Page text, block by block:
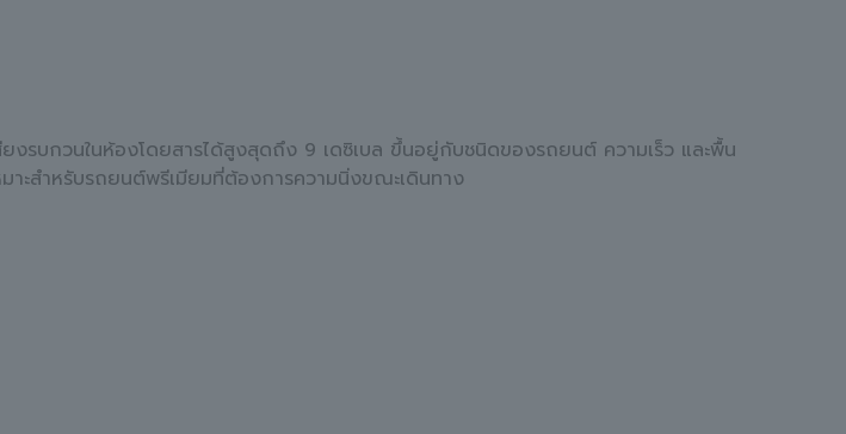
รบกวนในห้องโดยสารได้สูงสุดถึง 9 เดซิเบล ขึ้นอยู่กับชนิดของรถยนต์ ความเร็ว และพื้น
าะสำหรับรถยนต์พรีเมียมที่ต้องการความนิ่งขณะเดินทาง